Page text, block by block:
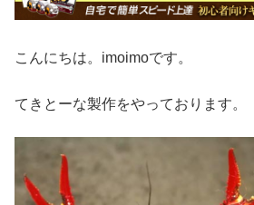
こんにちは。imoimoです。
てきとーな製作をやっております。